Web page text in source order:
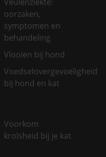
oorzaken,
symptomen en
behandeling
Vlooien bij hond
Voedselovergevoeligheid
bij hond en kat
Voorkom
krolsheid bij je kat